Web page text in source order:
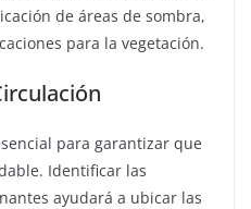
de áreas de sombra,
para la vegetación.
para garantizar que
Identificar las
ayudará a ubicar las